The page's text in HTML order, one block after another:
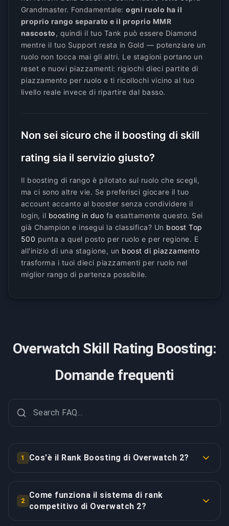
Grandmaster. Fondamentale:ogni ruolo ha il
proprio rango separato e il proprio MMR
nascosto, quindi il tuo Tank può essere Diamond
mentre il tuo Support resta in Gold — potenziare un
ruolo non tocca mai gli altri. Le stagioni portano un
reset e nuovi piazzamenti: rigiochi dieci partite di
piazzamento per ruolo e ti ricollochi vicino al tuo
livello reale invece di ripartire dal basso.
Non sei sicuro che il boosting di skill
rating sia il servizio giusto?
Il boosting di rango è pilotato sul ruolo che scegli,
ma ci sono altre vie. Se preferisci giocare il tuo
account accanto al booster senza condividere il
login, il boosting in duo fa esattamente questo. Sei
già Champion e insegui la classifica? Un boost Top
500 punta a quel posto per ruolo e per regione. E
all'inizio di una stagione, un boost di piazzamento
trasforma i tuoi dieci piazzamenti per ruolo nel
miglior rango di partenza possibile.
Overwatch Skill Rating Boosting:
Domande frequenti
1 Cos'è il Rank Boosting di Overwatch 2?
chiamato skill rating o boosting SR) ti aiuta a
raggiungere un rank competitivo più alto grazie a un
2
Come funziona il sistema di rank
competitivo di Overwatch 2?